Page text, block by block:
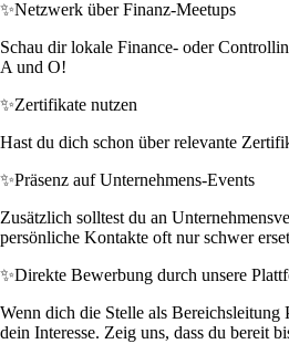
✨Netzwerk über Finanz-Meetups
Schau dir lokale Finance- oder
A und O!
✨Zertifikate nutzen
Hast du dich schon über relevante
✨Präsenz auf Unternehmens-Events
Zusätzlich solltest du an
persönliche Kontakte oft nur schwer
✨Direkte Bewerbung durch unsere
Wenn dich die Stelle als
dein Interesse. Zeig uns, dass du bereit